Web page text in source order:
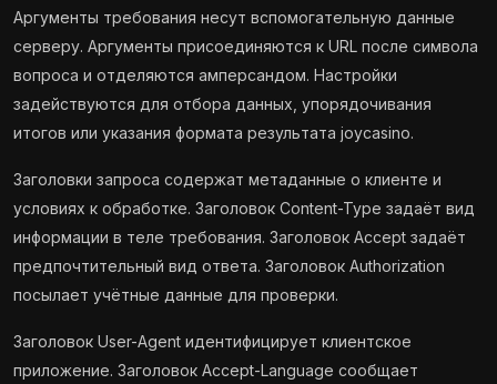
Аргументы требования несут вспомогательную данные
серверу. Аргументы присоединяются к URL после символа
вопроса и отделяются амперсандом. Настройки
задействуются для отбора данных, упорядочивания
итогов или указания формата результата joycasino.
Заголовки запроса содержат метаданные о клиенте и
условиях к обработке. Заголовок Content-Type задаёт вид
информации в теле требования. Заголовок Accept задаёт
предпочтительный вид ответа. Заголовок Authorization
посылает учётные данные для проверки.
Заголовок User-Agent идентифицирует клиентское
приложение. Заголовок Accept-Language сообщает